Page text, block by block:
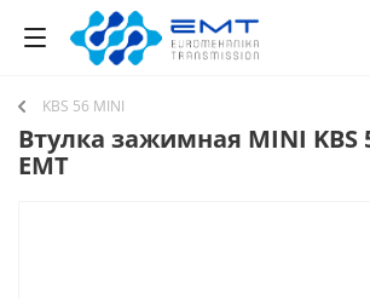
KBS 56 MINI
Втулка зажимная MINI KBS
EMT